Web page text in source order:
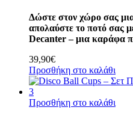
Δώστε στον χώρο σας μια
απολαύστε το ποτό σας
Decanter – μια καράφα
39,90€
Προσθήκη στο καλάθι
Προσθήκη στο καλάθι